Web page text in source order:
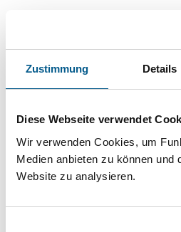
Zustimmung Details
Diese Webseite verwendet
Wir verwenden Cookies, um
Medien anbieten zu können und
Website zu analysieren.
Sie suchen finanzielle
Projekt oder ein Vorhaben?
direkt über unsere
Stiftungsdatenbank
Suche bitte die Groß- und
beachten.